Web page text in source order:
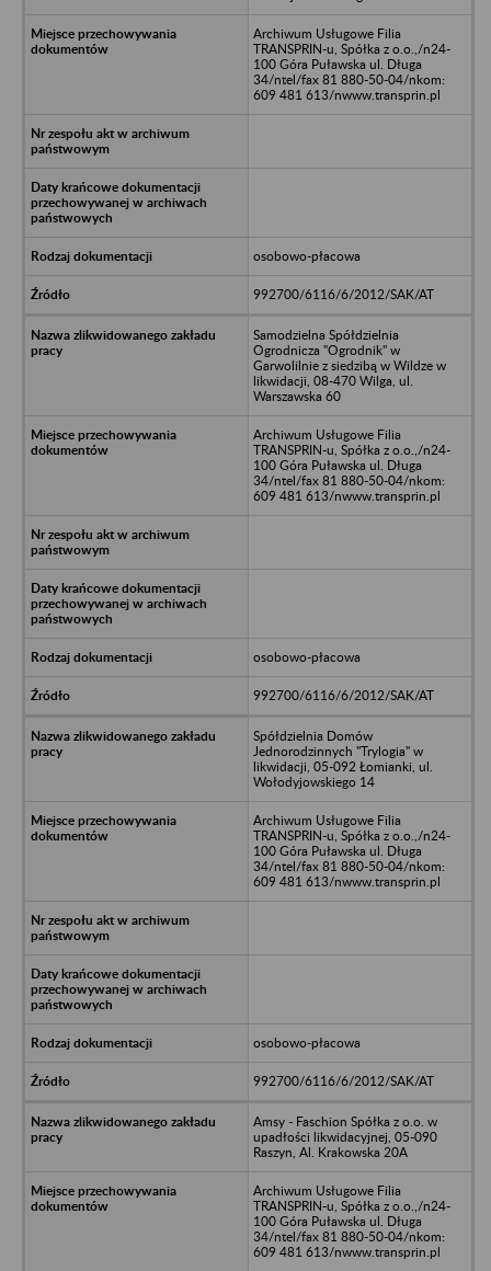
Archiwum Usługowe Filia
TRANSPRIN-u, Spółka z o.o.,/n24-
100 Góra Puławska ul. Długa
34/ntel/fax 81 880-50-04/nkom:
609 481 613/nwww.transprin.pl
osobowo-płacowa
992700/6116/6/2012/SAK/AT
Samodzielna Spółdzielnia
Ogrodnicza "Ogrodnik" w
Garwolilnie z siedzibą w Wildze w
likwidacji, 08-470 Wilga, ul.
Warszawska 60
Archiwum Usługowe Filia
TRANSPRIN-u, Spółka z o.o.,/n24-
100 Góra Puławska ul. Długa
34/ntel/fax 81 880-50-04/nkom:
609 481 613/nwww.transprin.pl
osobowo-płacowa
992700/6116/6/2012/SAK/AT
Spółdzielnia Domów
Jednorodzinnych "Trylogia" w
likwidacji, 05-092 Łomianki, ul.
Wołodyjowskiego 14
Archiwum Usługowe Filia
TRANSPRIN-u, Spółka z o.o.,/n24-
100 Góra Puławska ul. Długa
34/ntel/fax 81 880-50-04/nkom:
609 481 613/nwww.transprin.pl
osobowo-płacowa
992700/6116/6/2012/SAK/AT
Amsy - Faschion Spółka z o.o. w
upadłości likwidacyjnej, 05-090
Raszyn, Al. Krakowska 20A
Archiwum Usługowe Filia
TRANSPRIN-u, Spółka z o.o.,/n24-
100 Góra Puławska ul. Długa
34/ntel/fax 81 880-50-04/nkom:
609 481 613/nwww.transprin.pl